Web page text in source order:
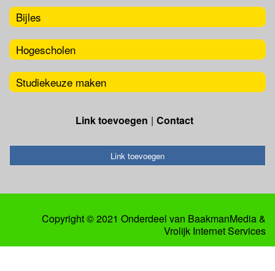
Bijles
Hogescholen
Studiekeuze maken
Link toevoegen Contact
Link toevoegen
Copyright © 2021 Onderdeel van BaakmanMedia&
Vrolijk Internet Services